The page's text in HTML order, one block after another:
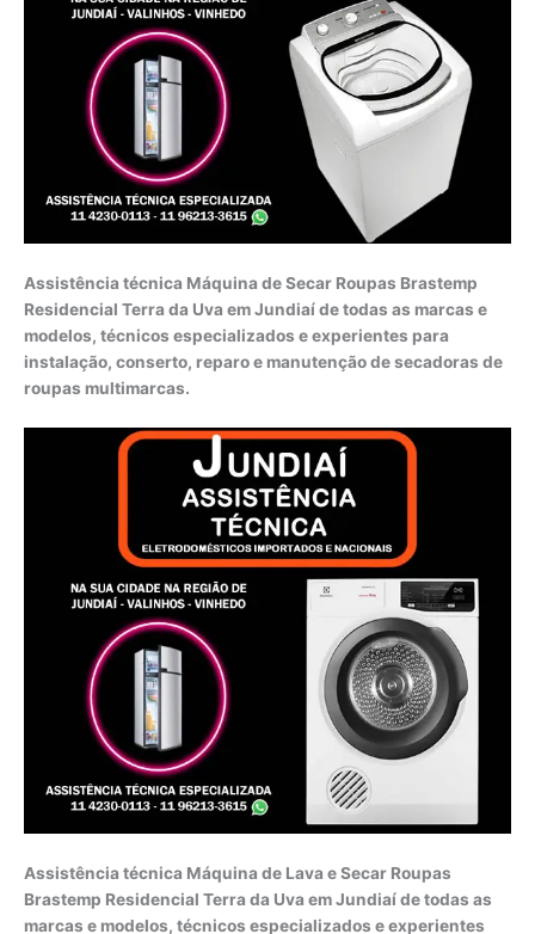
Assistência técnica Máquina de Secar Roupas Brastemp
Residencial Terra da Uva em Jundiaí de todas as marcas e
modelos, técnicos especializados e experientes para
instalação, conserto, reparo e manutenção de secadoras de
roupas multimarcas.
Assistência técnica Máquina de Lava e Secar Roupas
Brastemp Residencial Terra da Uva em Jundiaí de todas as
marcas e modelos, técnicos especializados e experientes